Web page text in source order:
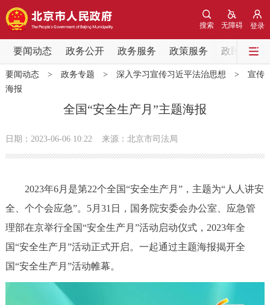
登录
无障碍
搜索
要闻动态 政务公开 政务服务 政策服务 政民互动
要闻动态
党中央精神 国务院信息 中央部委动态
北京要闻 会议信息 部门动态
各区热点
市领导 机构职能 政策服务
政策兑现 政策解读 回应关切
决策公开 专题公开
要闻动态> 政务专题 > 深入学习宣传习近平法治思想 > 宣传
海报
全国“安全生产月”主题海报
日期：2023-06-06 10:22 来源：北京市司法局
2023年6月是第22个全国“安全生产月”，主题为“人人讲安
全、个个会应急”。5月31日，国务院安委会办公室、应急管
理部在京举行全国“安全生产月”活动启动仪式，2023年全
国“安全生产月”活动正式开启。一起通过主题海报揭开全
国“安全生产月”活动帷幕。